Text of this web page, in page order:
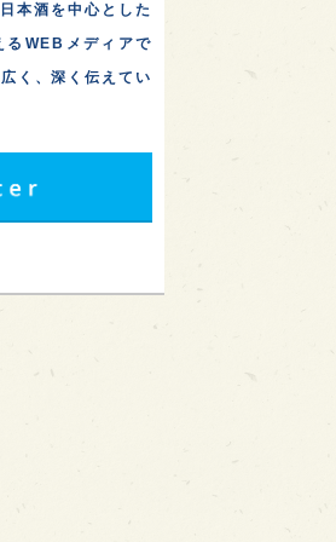
本酒を中心とした
WEBメディアで
く、深く伝えてい